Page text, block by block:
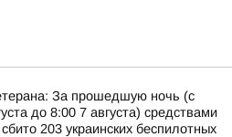
За прошедшую ночь (с
до 8:00 7 августа) средствами
203 украинских беспилотных